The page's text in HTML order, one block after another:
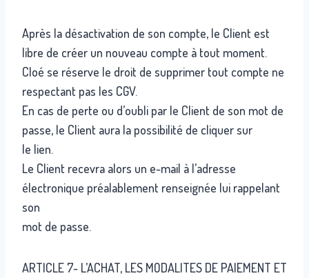
Après la désactivation de son compte, le Client est
libre de créer un nouveau compte à tout moment.
Cloé se réserve le droit de supprimer tout compte ne
respectant pas les CGV.
En cas de perte ou d’oubli par le Client de son mot de
passe, le Client aura la possibilité de cliquer sur
le lien.
Le Client recevra alors un e-mail à l’adresse
électronique préalablement renseignée lui rappelant
son
mot de passe.
ARTICLE 7- L’ACHAT, LES MODALITES DE PAIEMENT ET